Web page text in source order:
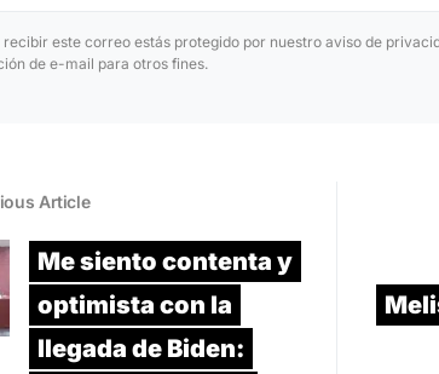
recibir este correo estás protegido por nuestro aviso de
de e-mail para otros fines.
Article
Me siento contenta y
optimista con la
llegada de Biden: